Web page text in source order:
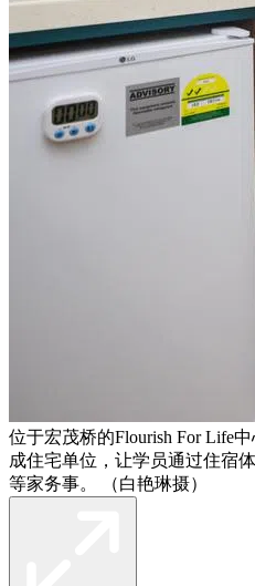
位于宏茂桥的Flourish For Life
成住宅单位，让学员通过住宿
等家务事。 （白艳琳摄）